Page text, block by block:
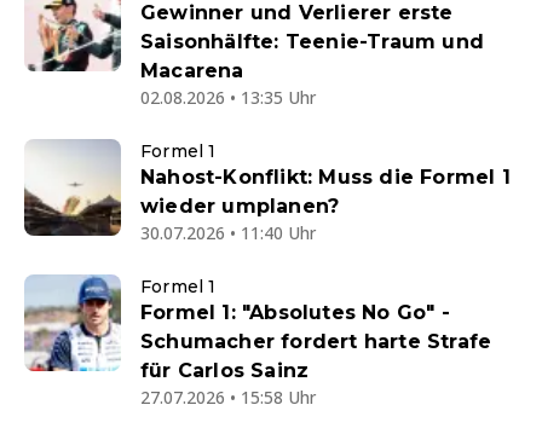
Gewinner und Verlierer erste
Saisonhälfte: Teenie-Traum und
Macarena
02.08.2026 • 13:35 Uhr
Formel 1
Nahost-Konflikt: Muss die Formel 1
wieder umplanen?
30.07.2026 • 11:40 Uhr
Formel 1
Formel 1: "Absolutes No Go" -
Schumacher fordert harte Strafe
für Carlos Sainz
27.07.2026 • 15:58 Uhr